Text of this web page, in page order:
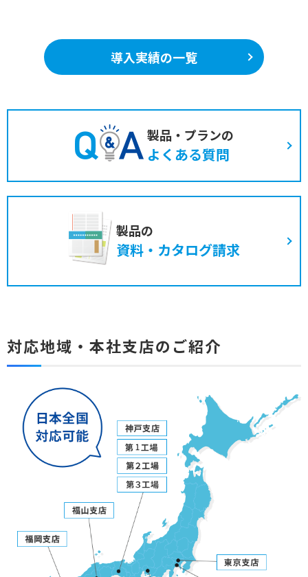
導入実績の一覧
製品・プランの
よくある質問
製品の
資料・カタログ請求
対応地域・本社支店のご紹介